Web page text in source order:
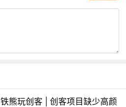
铁熊玩创客 | 创客项目缺少高颜